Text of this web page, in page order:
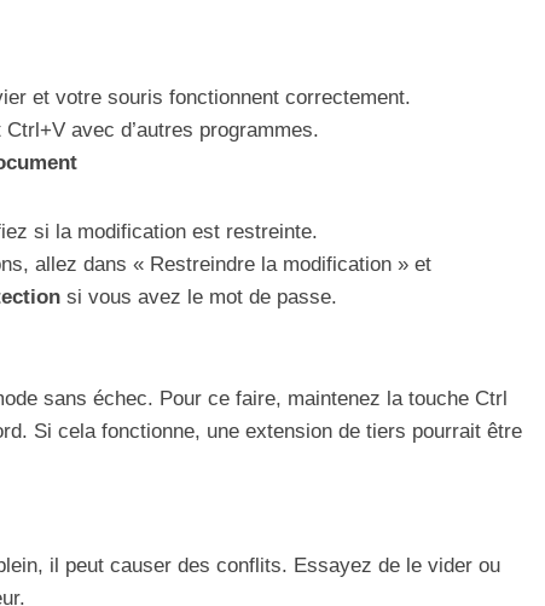
et votre souris fonctionnent correctement.
avec d’autres programmes.
si la modification est restreinte.
allez dans « Restreindre la modification » et
si vous avez le mot de passe.
sans échec. Pour ce faire, maintenez la touche Ctrl
Si cela fonctionne, une extension de tiers pourrait être
il peut causer des conflits. Essayez de le vider ou